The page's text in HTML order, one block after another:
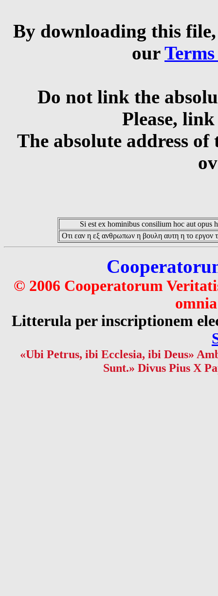
By downloading this
our
Do not link the
Please,
The absolute address
Si est ex hominibus consilium hoc aut opus
Οτι εαν η εξ ανθρωπων η βουλη αυτη η το εργον
© 2006 Cooperatorum
Litterula per inscriptionem
«Ubi Petrus, ibi Ecclesia, ibi Deus»
Sunt.» Divus Pius X